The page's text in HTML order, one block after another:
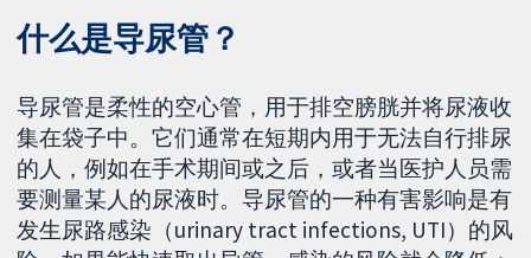
什么是导尿管？
导尿管是柔性的空心管，用于排空膀胱并将尿液收
集在袋子中。它们通常在短期内用于无法自行排尿
的人，例如在手术期间或之后，或者当医护人员需
要测量某人的尿液时。导尿管的一种有害影响是有
发生尿路感染（urinary tract infections, UTI）的风